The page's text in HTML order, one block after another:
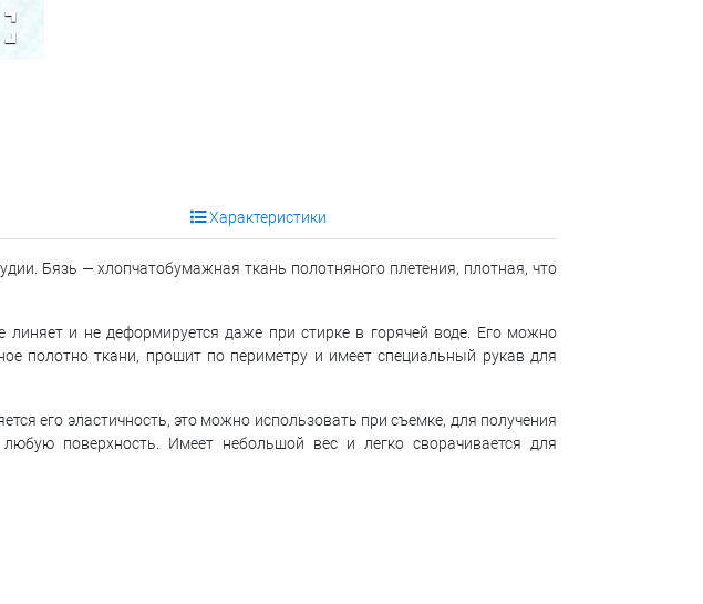
Характеристики
Бязь — хлопчатобумажная ткань полотняного плетения, плотная, что
и не деформируется даже при стирке в горячей воде. Его можно
полотно ткани, прошит по периметру и имеет специальный рукав для
его эластичность, это можно использовать при съемке, для получения
поверхность. Имеет небольшой вес и легко сворачивается для